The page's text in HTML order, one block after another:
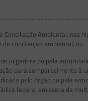
Conciliação Ambiental, nas
de conciliação ambiental; ou
julgadora ou pela
para comparecimento à
pelo órgão ou pela
federal emissora da